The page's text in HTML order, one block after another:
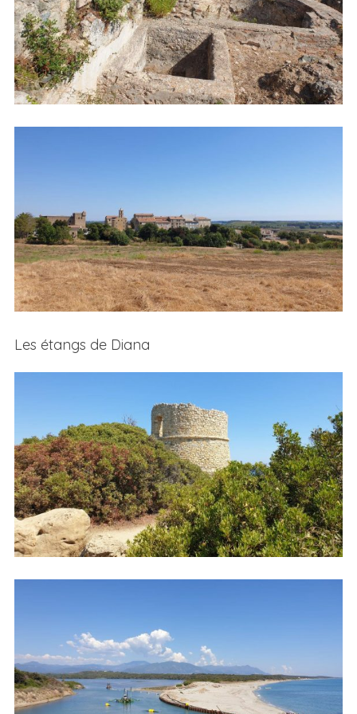
Les étangs de Diana